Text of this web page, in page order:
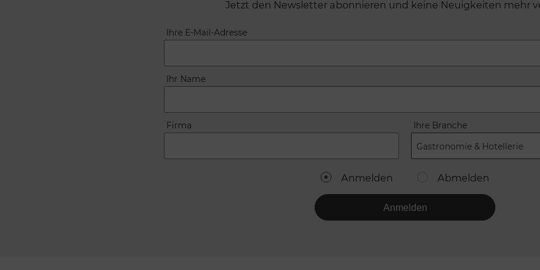
Jetzt den Newsletter abonnieren und keine Neuigkeiten mehr
Ihre E-Mail-Adresse
Ihr Name
Firma Ihre Branche
Gastronomie & Hotellerie
Anmelden Abmelden
Anmelden